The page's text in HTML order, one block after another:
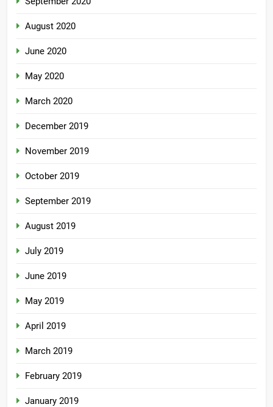
August 2020
June 2020
May 2020
March 2020
December 2019
November 2019
October 2019
September 2019
August 2019
July 2019
June 2019
May 2019
April 2019
March 2019
February 2019
January 2019